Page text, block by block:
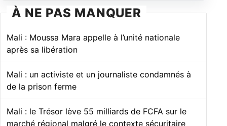
À NE PAS MANQUER
Mali : Moussa Mara appelle à l’unité nationale
après sa libération
Mali : un activiste et un journaliste condamnés à
de la prison ferme
Mali : le Trésor lève 55 milliards de FCFA sur le
marché régional malgré le contexte sécuritaire